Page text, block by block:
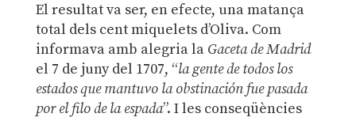
El resultat va ser, en efecte, una matança
total dels cent miquelets d’Oliva. Com
informava amb alegria la Gaceta de Madrid
el 7 de juny del 1707, “la gente de todos los
estados que mantuvo la obstinación fue pasada
por el filo de la espada”. I les conseqüències